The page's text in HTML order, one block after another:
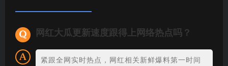
网红大瓜更新速度跟得上网络热点吗？
紧跟全网实时热点，网红相关新鲜爆料第一时间